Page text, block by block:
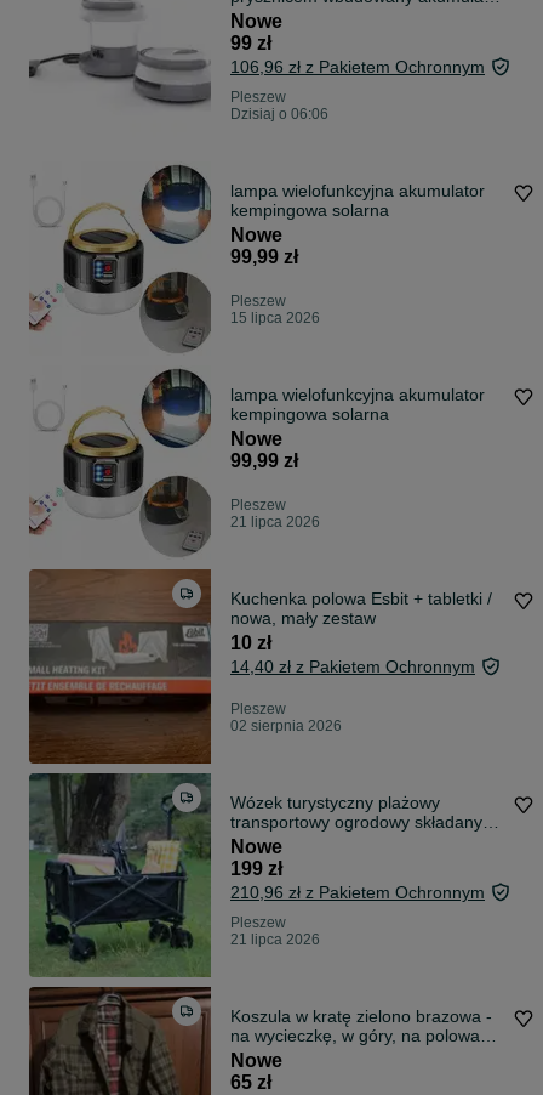
nowy
Nowe
99 zł
106,96 zł z Pakietem Ochronnym
Pleszew
Dzisiaj o 06:06
lampa wielofunkcyjna akumulator
kempingowa solarna
Nowe
99,99 zł
Pleszew
15 lipca 2026
lampa wielofunkcyjna akumulator
kempingowa solarna
Nowe
99,99 zł
Pleszew
21 lipca 2026
Kuchenka polowa Esbit + tabletki /
nowa, mały zestaw
10 zł
14,40 zł z Pakietem Ochronnym
Pleszew
02 sierpnia 2026
Wózek turystyczny plażowy
transportowy ogrodowy składany
mocny do 60 kg
Nowe
199 zł
210,96 zł z Pakietem Ochronnym
Pleszew
21 lipca 2026
Koszula w kratę zielono brazowa -
na wycieczkę, w góry, na polowanie
itp. / XXXL nowa
Nowe
65 zł